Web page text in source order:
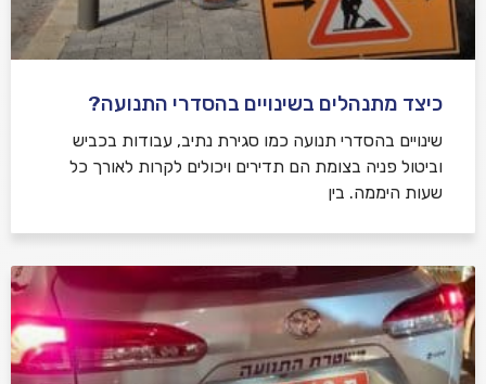
כיצד מתנהלים בשינויים בהסדרי התנועה?
שינויים בהסדרי תנועה כמו סגירת נתיב, עבודות בכביש
וביטול פניה בצומת הם תדירים ויכולים לקרות לאורך כל
שעות היממה. בין